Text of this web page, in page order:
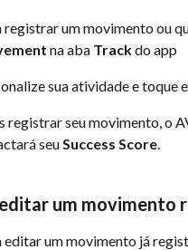
registrar um movimento ou
na aba Track do app
sua atividade e toque
registrar seu movimento, o
seu Success Score.
um movimento
editar um movimento já